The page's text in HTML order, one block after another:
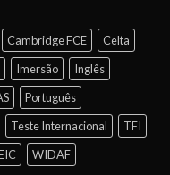
Cambridge FCE
Celta
Imersão
Inglês
Português
Teste Internacional
TFI
WIDAF